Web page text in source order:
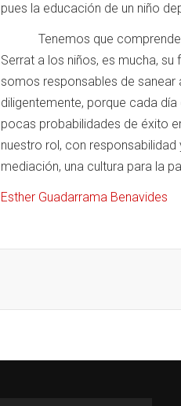
pues la educación de un niño
Tenemos que comprender
Serrat a los niños, es mucha,
somos responsables de
diligentemente, porque cada
pocas probabilidades de éxito
nuestro rol, con
mediación, una cultura para la
Esther Guadarrama Benavides